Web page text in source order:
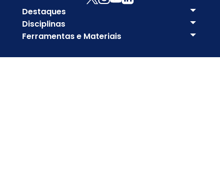
Destaques
Disciplinas
Ferramentas e Materiais